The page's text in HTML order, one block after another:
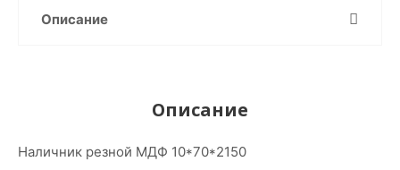
Описание
Описание
Наличник резной МДФ 10*70*2150